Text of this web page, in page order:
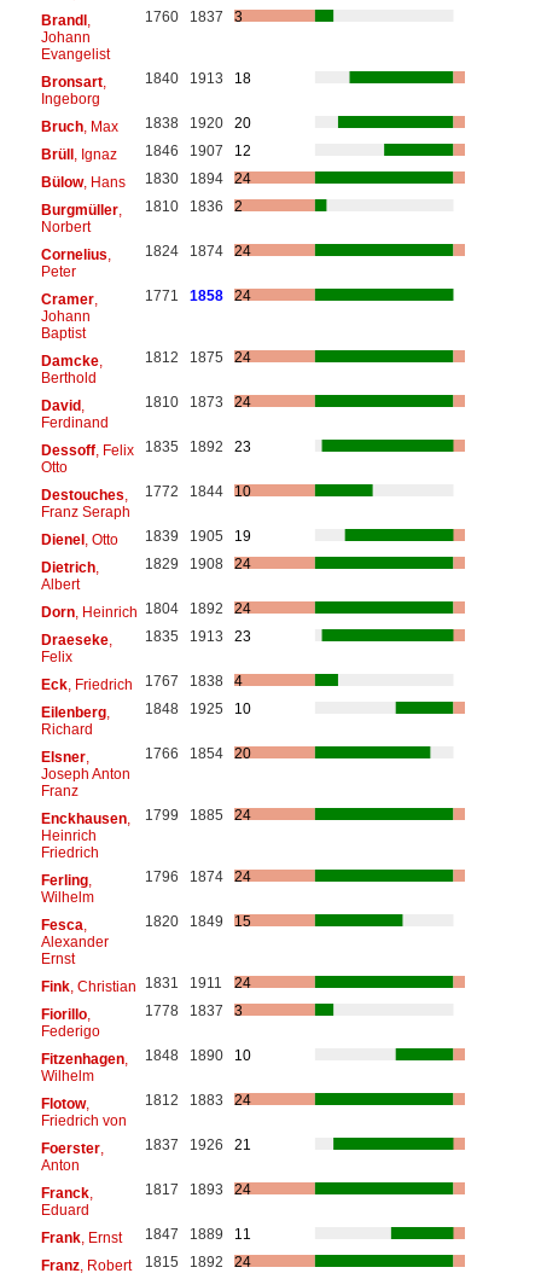
Brandl,
Johann
Evangelist
1760 1837 3
Bronsart,
Ingeborg
1840 1913 18
Bruch, Max 1838 1920
20
Brüll, Ignaz 1846 1907
12
Bülow, Hans 1830 1894
24
Burgmüller,
Norbert
1810 1836 2
Cornelius
Peter
1824 1874 24
Cramer,
Johann
Baptist
1771 1858 24
Damcke,
Berthold
1812 1875 24
David,
Ferdinand
1810 1873 24
Dessoff, Felix
Otto
1835 1892 23
Destouches
Franz Seraph
1772 1844 10
Dienel, Otto 1839 1905
19
Dietrich,
Albert
1829 1908 24
Dorn, Heinrich 1804 1892
24
Draeseke,
Felix
1835 1913 23
Eck, Friedrich 1767 1838
4
Eilenberg,
Richard
1848 1925 10
Elsner,
Joseph Anton
Franz
1766 1854 20
Enckhausen,
Heinrich
Friedrich
1799 1885 24
Ferling,
Wilhelm
1796 1874 24
Fesca
Alexander
Ernst
1820 1849 15
Fink, Christian 1831 1911
24
Fiorillo,
Federigo
1778 1837 3
Fitzenhagen,
Wilhelm
1848 1890 10
Flotow,
Friedrich von
1812 1883 24
Foerster,
Anton
1837 1926 21
Franck,
Eduard
1817 1893 24
Frank, Ernst 1847 1889
11
Franz, Robert 1815 1892 24